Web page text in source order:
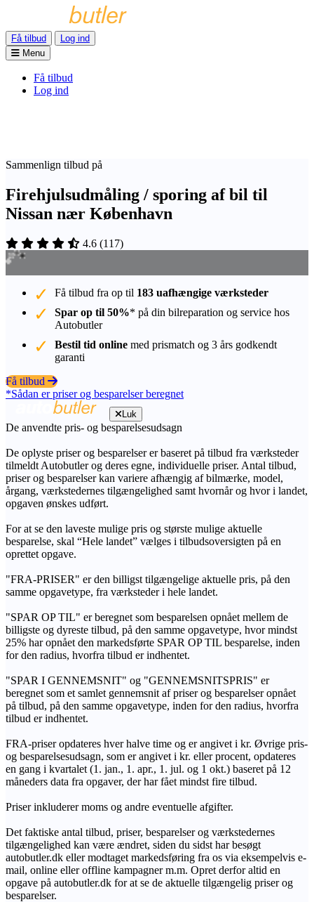
Få tilbud
Log ind
Menu
Få tilbud
Log ind
Sammenlign tilbud på
Firehjulsudmåling / sporing af bil til
Nissan nær København
4.6 (117)
Få tilbud fra op til 183 uafhængige værksteder
Spar op til 50%* på din bilreparation og service hos
Autobutler
Bestil tid online med prismatch og 3 års godkendt
garanti
Få tilbud
*Sådan er priser og besparelser beregnet
Luk
De anvendte pris- og besparelsesudsagn
De oplyste priser og besparelser er baseret på tilbud fra værksteder
tilmeldt Autobutler og deres egne, individuelle priser. Antal tilbud,
priser og besparelser kan variere afhængig af bilmærke, model,
årgang, værkstedernes tilgængelighed samt hvornår og hvor i landet,
opgaven ønskes udført.
For at se den laveste mulige pris og største mulige aktuelle
besparelse, skal “Hele landet” vælges i tilbudsoversigten på en
oprettet opgave.
"FRA-PRISER" er den billigst tilgængelige aktuelle pris, på den
samme opgavetype, fra værksteder i hele landet.
"SPAR OP TIL" er beregnet som besparelsen opnået mellem de
billigste og dyreste tilbud, på den samme opgavetype, hvor mindst
25% har opnået den markedsførte SPAR OP TIL besparelse, inden
for den radius, hvorfra tilbud er indhentet.
"SPAR I GENNEMSNIT" og "GENNEMSNITSPRIS" er
beregnet som et samlet gennemsnit af priser og besparelser opnået
på tilbud, på den samme opgavetype, inden for den radius, hvorfra
tilbud er indhentet.
FRA-priser opdateres hver halve time og er angivet i kr. Øvrige pris-
og besparelsesudsagn, som er angivet i kr. eller procent, opdateres
en gang i kvartalet (1. jan., 1. apr., 1. jul. og 1 okt.) baseret på 12
måneders data fra opgaver, der har fået mindst fire tilbud.
Priser inkluderer moms og andre eventuelle afgifter.
Det faktiske antal tilbud, priser, besparelser og værkstedernes
tilgængelighed kan være ændret, siden du sidst har besøgt
autobutler.dk eller modtaget markedsføring fra os via eksempelvis e-
mail, online eller offline kampagner m.m. Opret derfor altid en
opgave på autobutler.dk for at se de aktuelle tilgængelig priser og
besparelser.